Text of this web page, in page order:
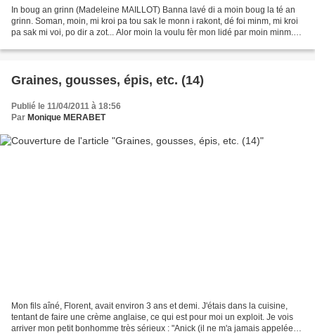
In boug an grinn (Madeleine MAILLOT) Banna lavé di a moin boug la té an
grinn. Soman, moin, mi kroi pa tou sak le monn i rakont, dé foi minm, mi kroi
pa sak mi voi, po dir a zot... Alor moin la voulu fèr mon lidé par moin minm.
Graines, gousses, épis, etc. (14)
Publié le 11/04/2011 à 18:56
Par Monique MERABET
Mon fils aîné, Florent, avait environ 3 ans et demi. J'étais dans la cuisine,
tentant de faire une crème anglaise, ce qui est pour moi un exploit. Je vois
arriver mon petit bonhomme très sérieux : "Anick (il ne m'a jamais appelée